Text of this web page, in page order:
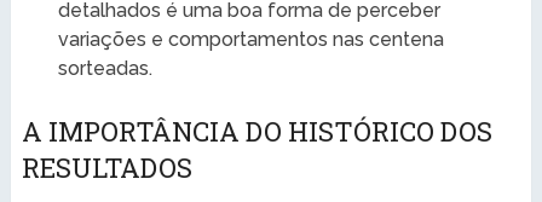
detalhados é uma boa forma de perceber
variações e comportamentos nas centena
sorteadas.
A IMPORTÂNCIA DO HISTÓRICO DOS
RESULTADOS